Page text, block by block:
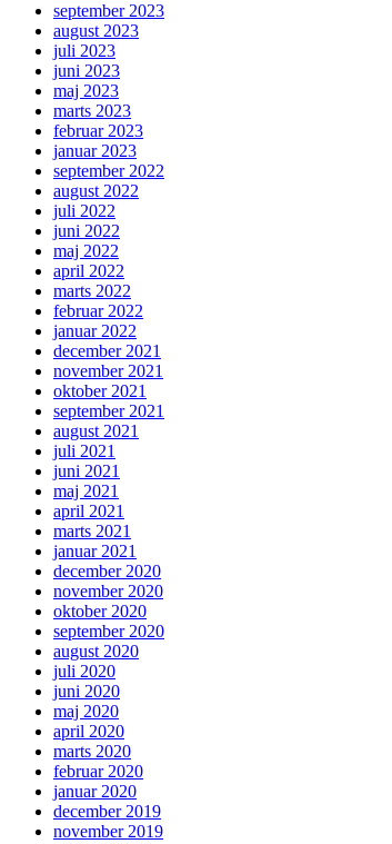
september 2023
august 2023
juli 2023
juni 2023
maj 2023
marts 2023
februar 2023
januar 2023
september 2022
august 2022
juli 2022
juni 2022
maj 2022
april 2022
marts 2022
februar 2022
januar 2022
december 2021
november 2021
oktober 2021
september 2021
august 2021
juli 2021
juni 2021
maj 2021
april 2021
marts 2021
januar 2021
december 2020
november 2020
oktober 2020
september 2020
august 2020
juli 2020
juni 2020
maj 2020
april 2020
marts 2020
februar 2020
januar 2020
december 2019
november 2019